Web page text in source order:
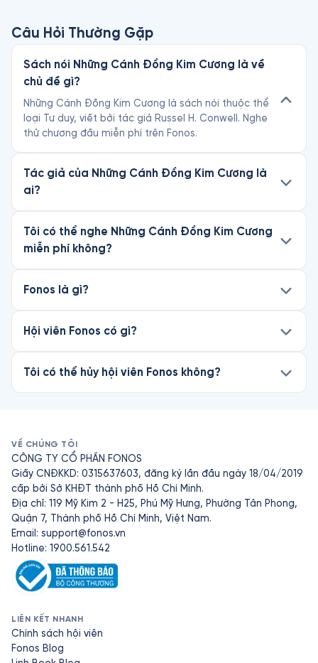
Câu Hỏi Thường Gặp
Sách nói Những Cánh Đồng Kim Cương là về
chủ đề gì?
Những Cánh Đồng Kim Cương là sách nói thuộc thể
loại Tư duy, viết bởi tác giả Russel H. Conwell. Nghe
thử chương đầu miễn phí trên Fonos.
Tác giả của Những Cánh Đồng Kim Cương là
ai?
Tôi có thể nghe Những Cánh Đồng Kim Cương
miễn phí không?
Fonos là gì?
Hội viên Fonos có gì?
Tôi có thể hủy hội viên Fonos không?
VỀ CHÚNG TÔI
CÔNG TY CỔ PHẦN FONOS
Giấy CNĐKKD: 0315637603, đăng ký lần đầu ngày 18/04/2019
cấp bởi Sở KHĐT thành phố Hồ Chí Minh.
Địa chỉ: 119 Mỹ Kim 2 - H25, Phú Mỹ Hưng, Phường Tân Phong,
Quận 7, Thành phố Hồ Chí Minh, Việt Nam.
Email: support@fonos.vn
Hotline: 1900.561.542
LIÊN KẾT NHANH
Chính sách hội viên
Fonos Blog